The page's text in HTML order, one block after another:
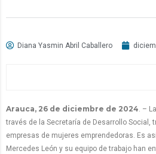
Diana Yasmin Abril Caballero
Arauca, 26 de diciembre de 2024. –
través de la Secretaría de Desarrollo Social,
empresas de mujeres emprendedoras. Es
Mercedes León y su equipo de trabajo han